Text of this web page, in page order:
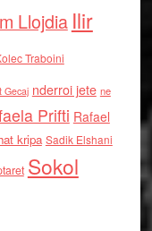
Llojdia Ilir
Traboini
Gecaj nderroi jete ne
Prifti Rafael
kripa Sadik Elshani
Sokol